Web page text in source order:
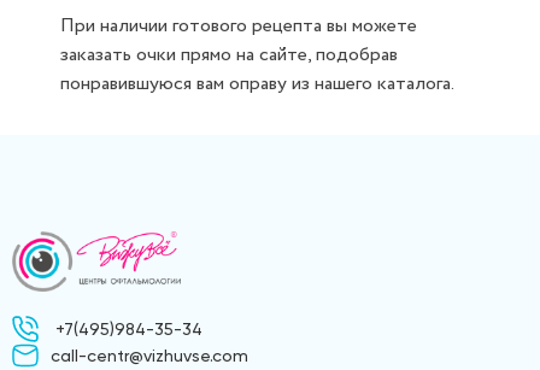
При наличии готового рецепта вы можете
заказать очки прямо на сайте, подобрав
понравившуюся вам оправу из нашего каталога.
+7(495)984-35-34
call-centr@vizhuvse.com